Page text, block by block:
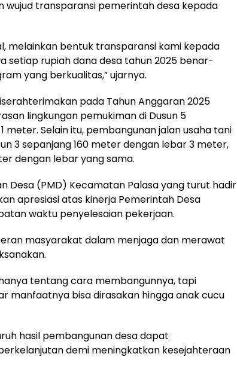
wujud transparansi pemerintah desa kepada
melainkan bentuk transparansi kami kepada
setiap rupiah dana desa tahun 2025 benar-
yang berkualitas,” ujarnya.
pada Tahun Anggaran 2025
lingkungan pemukiman di Dusun 5
meter. Selain itu, pembangunan jalan usaha tani
3 sepanjang 160 meter dengan lebar 3 meter,
dengan lebar yang sama.
Desa (PMD) Kecamatan Palasa yang turut hadir
apresiasi atas kinerja Pemerintah Desa
waktu penyelesaian pekerjaan.
masyarakat dalam menjaga dan merawat
tentang cara membangunnya, tapi
manfaatnya bisa dirasakan hingga anak cucu
hasil pembangunan desa dapat
demi meningkatkan kesejahteraan